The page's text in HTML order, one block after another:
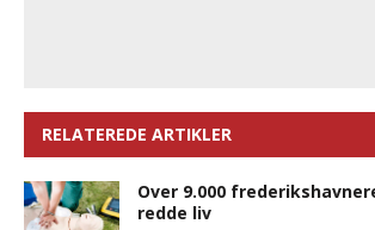
RELATEREDE ARTIKLER
Over 9.000
redde liv